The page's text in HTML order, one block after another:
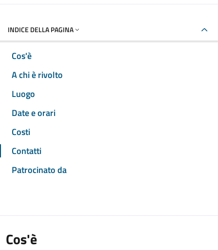
INDICE DELLA PAGINA
Cos'è
A chi è rivolto
Luogo
Date e orari
Costi
Contatti
Patrocinato da
Cos'è